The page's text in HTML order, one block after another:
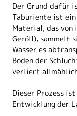
Der Grund dafür
Taburiente ist ein
Material, das von
Geröll), sammelt
Wasser es
Boden der
verliert allmählich
Dieser Prozess
Entwicklung der